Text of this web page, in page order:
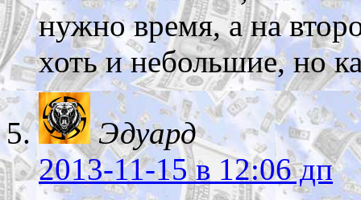
нужно время, а на
хоть и небольшие, но
Эдуард
2013-11-15в 12:06 дп